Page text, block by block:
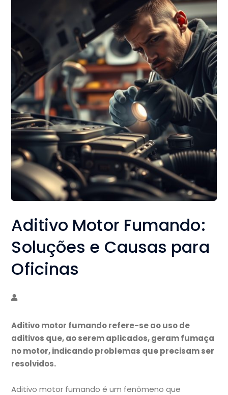
Aditivo Motor Fumando:
Soluções e Causas para
Oficinas
Aditivo motor fumando refere-se ao uso de
aditivos que, ao serem aplicados, geram fumaça
no motor, indicando problemas que precisam ser
resolvidos.
Aditivo motor fumando é um fenômeno que